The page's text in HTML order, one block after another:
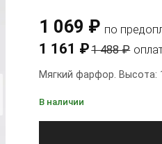
1 069 ₽ по
1 161 ₽1 488 ₽
Мягкий фарфор. Высота:
В наличии